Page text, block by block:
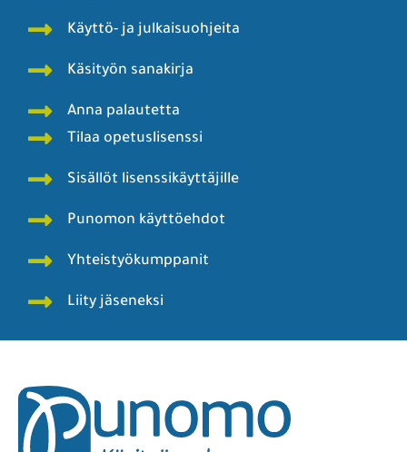
Käyttö- ja julkaisuohjeita
Käsityön sanakirja
Anna palautetta
Tilaa opetuslisenssi
Sisällöt lisenssikäyttäjille
Punomon käyttöehdot
Yhteistyökumppanit
Liity jäseneksi